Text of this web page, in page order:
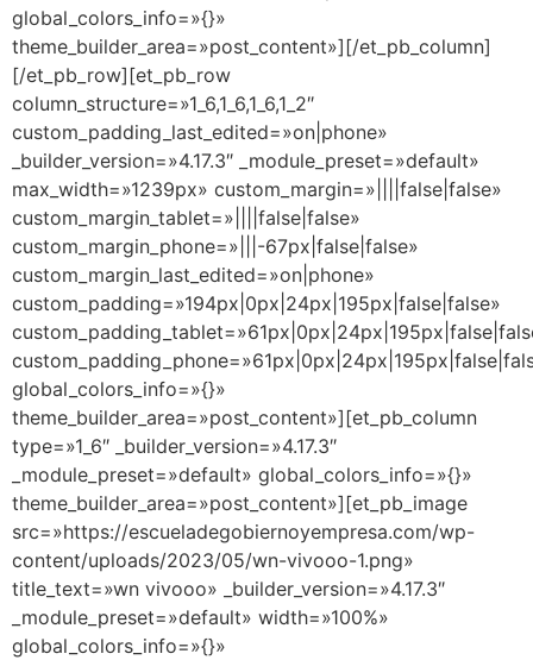
global_colors_info=»{}»
theme_builder_area=»post_content»][/et_pb_column]
[/et_pb_row][et_pb_row
column_structure=»1_6,1_6,1_6,1_2″
custom_padding_last_edited=»on|phone»
_builder_version=»4.17.3″ _module_preset=»default»
max_width=»1239px» custom_margin=»||||false|false»
custom_margin_tablet=»||||false|false»
custom_margin_phone=»|||-67px|false|false»
custom_margin_last_edited=»on|phone»
custom_padding=»194px|0px|24px|195px|false|false»
global_colors_info=»{}»
theme_builder_area=»post_content»][et_pb_column
type=»1_6″ _builder_version=»4.17.3″
_module_preset=»default» global_colors_info=»{}»
theme_builder_area=»post_content»][et_pb_image
src=»https://escueladegobiernoyempresa.com/wp-
content/uploads/2023/05/wn-vivooo-1.png»
title_text=»wn vivooo» _builder_version=»4.17.3″
_module_preset=»default» width=»100%»
global_colors_info=»{}»